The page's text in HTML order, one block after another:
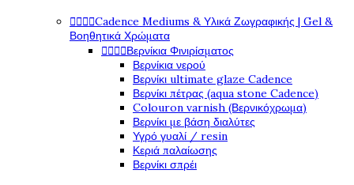
Cadence Mediums & Υλικά Ζωγραφικής | Gel &
Βοηθητικά Χρώματα
Βερνίκια Φινιρίσματος
Βερνίκια νερού
Βερνίκι ultimate glaze Cadence
Βερνίκι πέτρας (aqua stone Cadence)
Colouron varnish (Βερνικόχρωμα)
Βερνίκι με βάση διαλύτες
Υγρό γυαλί / resin
Κεριά παλαίωσης
Βερνίκι σπρέι